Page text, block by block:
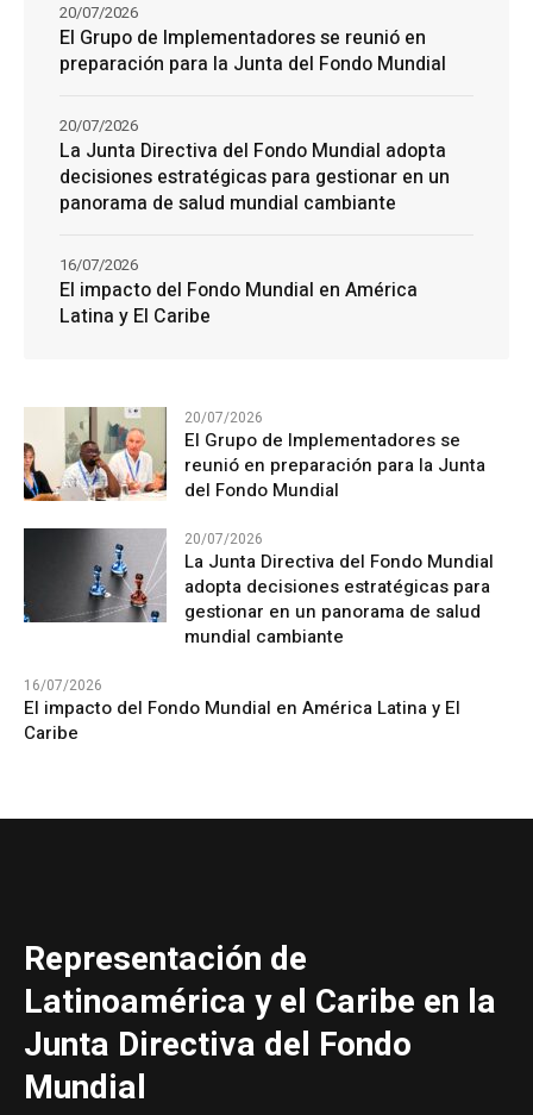
El Grupo de Implementadores se reunió en
preparación para la Junta del Fondo Mundial
20/07/2026
La Junta Directiva del Fondo Mundial adopta
decisiones estratégicas para gestionar en un
panorama de salud mundial cambiante
20/07/2026
El impacto del Fondo Mundial en América
Latina y El Caribe
16/07/2026
20/07/2026
El Grupo de Implementadores se
reunió en preparación para la Junta
del Fondo Mundial
20/07/2026
La Junta Directiva del Fondo Mundial
adopta decisiones estratégicas para
gestionar en un panorama de salud
mundial cambiante
16/07/2026
El impacto del Fondo Mundial en América Latina y El
Caribe
Representación de
Latinoamérica y el Caribe en la
Junta Directiva del Fondo
Mundial